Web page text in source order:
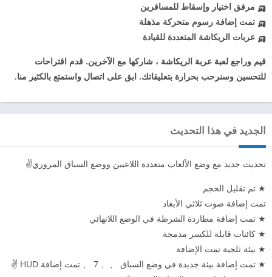
🛺 مرفق اختيار وإسقاط للمسافرين
🛺 تمت إضافة رسوم متحركة مذهلة
🛺 عربات الريكاشة المتعددة للقيادة
قيم وراجع لعبة عربة الريكاشة ، شاركها مع الآخرين. قدم اقتراحات
للتحسين وسنرحب بحرارة بتعليقاتك. ابق على اتصال واستمتع بالكثير منا.
الجديد في هذا التحديث
تحديث جديد مع وضع الألعاب متعددة اللاعبين ووضع السباق المروري✌️
★ تم تقليل الحجم
تمت إضافة صوت ثلاثي الأبعاد
★ تمت إضافة مطاردة الشرطة في الوضع اللانهائي
★ كائنات قابلة للكسر مدمجة
★ بيئة ثلجية تمت الإضافة
★ تمت إضافة بيئة جديدة في وضع السباق 、、 7 、 تمت إضافة HUD ✌️